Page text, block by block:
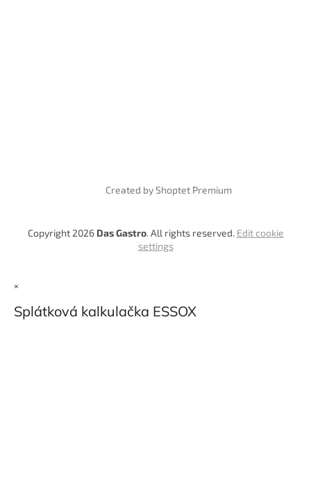
Created by Shoptet Premium
Copyright 2026 Das Gastro. All rights reserved. Edit cookie
settings
×
Splátková kalkulačka ESSOX